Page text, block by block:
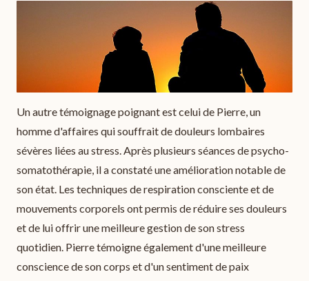
Un autre témoignage poignant est celui de Pierre, un
homme d'affaires qui souffrait de douleurs lombaires
sévères liées au stress. Après plusieurs séances de psycho-
somatothérapie, il a constaté une amélioration notable de
son état. Les techniques de respiration consciente et de
mouvements corporels ont permis de réduire ses douleurs
et de lui offrir une meilleure gestion de son stress
quotidien. Pierre témoigne également d'une meilleure
conscience de son corps et d'un sentiment de paix